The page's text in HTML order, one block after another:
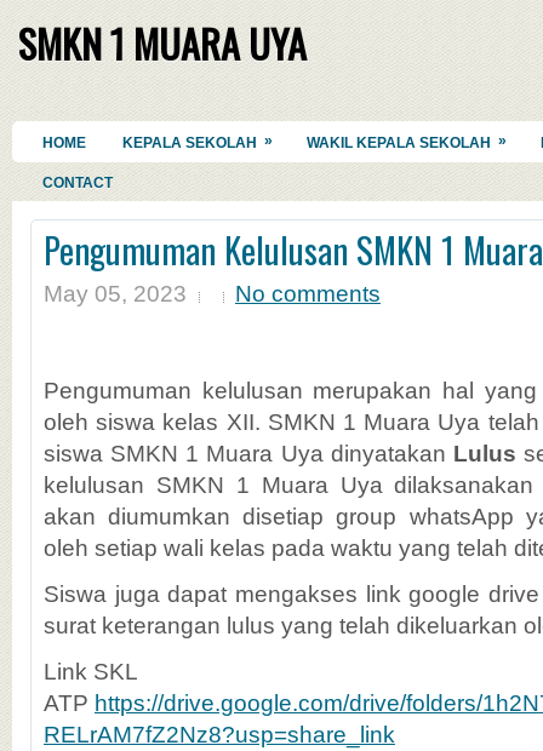
SMKN 1 MUARA UYA
HOME KEPALA SEKOLAH » WAKIL KEPALA SEKOLAH »
CONTACT
Pengumuman Kelulusan SMKN 1
May 05, 2023 No comments
Pengumuman kelulusan merupakan hal
oleh siswa kelas XII. SMKN 1 Muara Uya
siswa SMKN 1 Muara Uya dinyatakan Lulus
kelulusan SMKN 1 Muara Uya
akan diumumkan disetiap group whatsApp
oleh setiap wali kelas pada waktu yang telah
Siswa juga dapat mengakses link google
surat keterangan lulus yang telah dikeluarkan
Link SKL
ATP https://drive.google.com/drive/folders/
RELrAM7fZ2Nz8?usp=share_link